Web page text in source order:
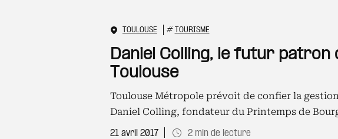
TOULOUSE # TOURISME
Daniel Colling, le futur patron
Toulouse
Toulouse Métropole prévoit de confier la
Daniel Colling, fondateur du Printemps de
21 avril 2017 2 min de lecture